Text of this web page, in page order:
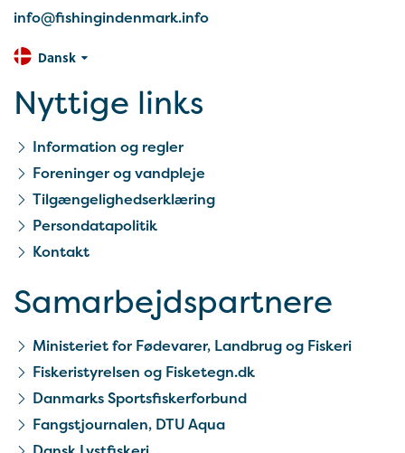
info@fishingindenmark.info
Dansk
Nyttige links
Information og regler
Foreninger og vandpleje
Tilgængelighedserklæring
Persondatapolitik
Kontakt
Samarbejds­partnere
Ministeriet for Fødevarer, Landbrug og Fiskeri
Fiskeristyrelsen og Fisketegn.dk
Danmarks Sportsfiskerforbund
Fangstjournalen, DTU Aqua